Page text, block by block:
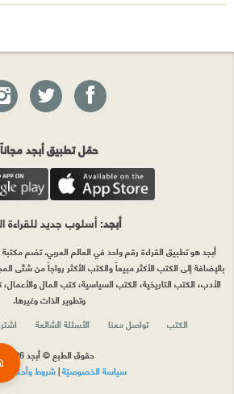
حمّل تطبيق أبجد مجاناً
أبجد: أسلوب جديد للقراءة
أبجد هو تطبيق القراءة رقم واحد في العالم العربي. تضم
بالإضافة إلى الكتب الأكثر مبيعاً والكتب الأكثر رواجاً من شتّى
الأدب، الكتب التاريخية، الكتب السياسية، كتب المال
وتطوير الذات وغيرها.
الكتب
تواصل معنا الأسئلة الشائعة
حقوق الطبع © أبجد 2026
سياسة الخصوصيّة|شروط وأحكام